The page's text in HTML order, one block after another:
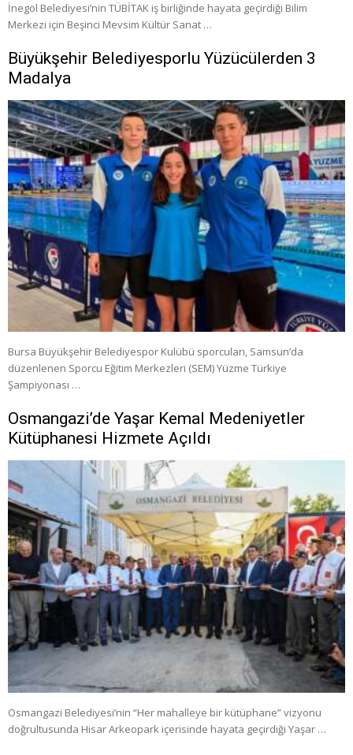
İnegöl Belediyesi’nin TÜBİTAK iş birliğinde hayata geçirdiği Bilim
Merkezi için Beşinci Mevsim Kültür Sanat …
Büyükşehir Belediyesporlu Yüzücülerden 3
Madalya
Bursa Büyükşehir Belediyespor Kulübü sporcuları, Samsun’da
düzenlenen Sporcu Eğitim Merkezleri (SEM) Yüzme Türkiye
Şampiyonası …
Osmangazi’de Yaşar Kemal Medeniyetler
Kütüphanesi Hizmete Açıldı
Osmangazi Belediyesi’nin “Her mahalleye bir kütüphane” vizyonu
doğrultusunda Hisar Arkeopark içerisinde hayata geçirdiği Yaşar …